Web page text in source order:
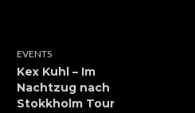
EVENTS
Kex Kuhl – Im
Nachtzug nach
Stokkholm Tour